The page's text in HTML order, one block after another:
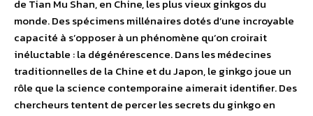
de Tian Mu Shan, en Chine, les plus vieux ginkgos du
monde. Des spécimens millénaires dotés d’une incroyable
capacité à s’opposer à un phénomène qu’on croirait
inéluctable : la dégénérescence. Dans les médecines
traditionnelles de la Chine et du Japon, le ginkgo joue un
rôle que la science contemporaine aimerait identifier. Des
chercheurs tentent de percer les secrets du ginkgo en